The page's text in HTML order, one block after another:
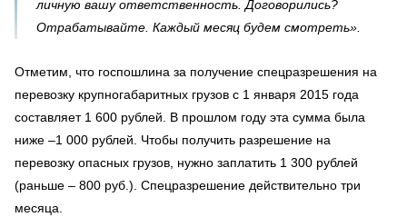
личную вашу ответственность. Договорились?
Отрабатывайте. Каждый месяц будем смотреть».
Отметим, что госпошлина за получение спецразрешения на
перевозку крупногабаритных грузов с 1 января 2015 года
составляет 1 600 рублей. В прошлом году эта сумма была
ниже –1 000 рублей. Чтобы получить разрешение на
перевозку опасных грузов, нужно заплатить 1 300 рублей
(раньше – 800 руб.). Спецразрешение действительно три
месяца.